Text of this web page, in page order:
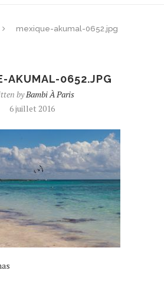
mexique-akumal-0652.jpg
AKUMAL-0652.JPG
byBambi À Paris
6 juillet 2016